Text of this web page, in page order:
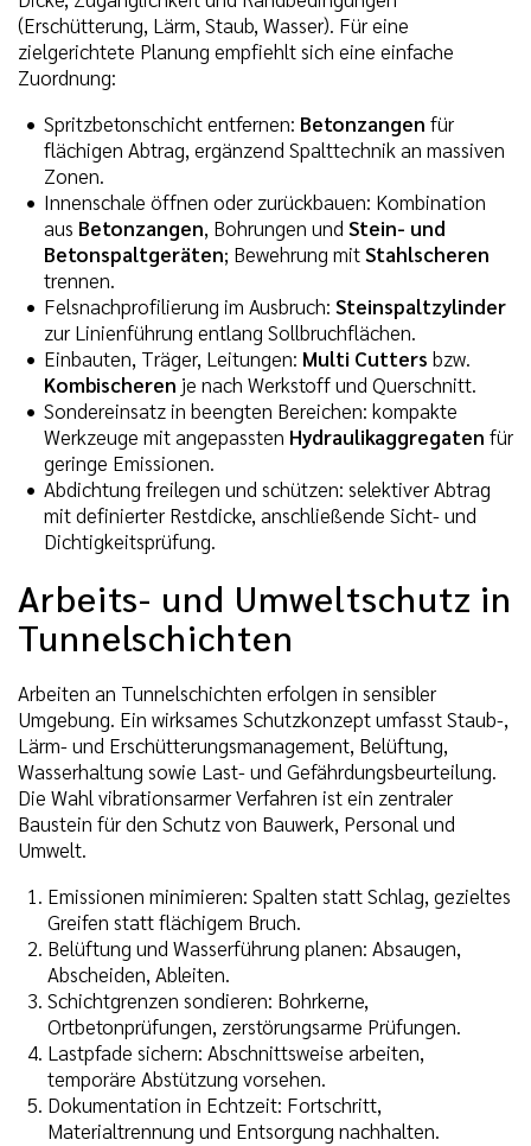
(Erschütterung, Lärm, Staub, Wasser). Für eine
zielgerichtete Planung empfiehlt sich eine einfache
Zuordnung:
Spritzbetonschicht entfernen: Betonzangen für
flächigen Abtrag, ergänzend Spalttechnik an massiven
Zonen.
Innenschale öffnen oder zurückbauen: Kombination
aus Betonzangen, Bohrungen und Stein- und
Betonspaltgeräten; Bewehrung mitStahlscheren
trennen.
Felsnachprofilierung im Ausbruch: Steinspaltzylinder
zur Linienführung entlang Sollbruchflächen.
Einbauten, Träger, Leitungen: Multi Cutters bzw.
Kombischeren je nach Werkstoff und Querschnitt.
Sondereinsatz in beengten Bereichen: kompakte
Werkzeuge mit angepassten Hydraulikaggregaten für
geringe Emissionen.
Abdichtung freilegen und schützen: selektiver Abtrag
mit definierter Restdicke, anschließende Sicht- und
Dichtigkeitsprüfung.
Arbeits- und Umweltschutz in
Tunnelschichten
Arbeiten an Tunnelschichten erfolgen in sensibler
Umgebung. Ein wirksames Schutzkonzept umfasst Staub-,
Lärm- und Erschütterungsmanagement, Belüftung,
Wasserhaltung sowie Last- und Gefährdungsbeurteilung.
Die Wahl vibrationsarmer Verfahren ist ein zentraler
Baustein für den Schutz von Bauwerk, Personal und
Umwelt.
Emissionen minimieren: Spalten statt Schlag, gezieltes
Greifen statt flächigem Bruch.
Belüftung und Wasserführung planen: Absaugen,
Abscheiden, Ableiten.
Schichtgrenzen sondieren: Bohrkerne,
Ortbetonprüfungen, zerstörungsarme Prüfungen.
Lastpfade sichern: Abschnittsweise arbeiten,
temporäre Abstützung vorsehen.
Dokumentation in Echtzeit: Fortschritt,
Materialtrennung und Entsorgung nachhalten.